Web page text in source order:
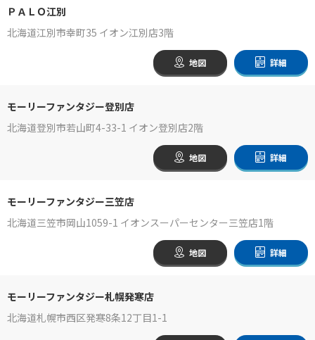
ＰＡＬＯ江別
北海道江別市幸町35 イオン江別店3階
地図 詳細
モーリーファンタジー登別店
北海道登別市若山町4-33-1 イオン登別店2階
地図 詳細
モーリーファンタジー三笠店
北海道三笠市岡山1059-1 イオンスーパーセンター三笠店1階
地図 詳細
モーリーファンタジー札幌発寒店
北海道札幌市西区発寒8条12丁目1-1